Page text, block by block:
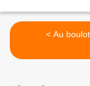
< Au